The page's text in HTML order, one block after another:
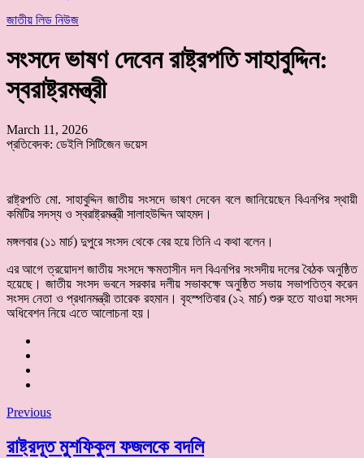
জাতীয় লিড নিউজ
সংসদে ভাষণ দেবেন রাষ্ট্রপতি সাহাবুদ্দিন:
স্বরাষ্ট্রমন্ত্রী
March 11, 2026
প্রতিবেদক: ডেইলি সিটিজেন ভয়েস
রাষ্ট্রপতি মো. সাহাবুদ্দিন জাতীয় সংসদে ভাষণ দেবেন বলে জানিয়েছেন বিএনপির স্থায়ী
কমিটির সদস্য ও স্বরাষ্ট্রমন্ত্রী সালাহউদ্দিন আহমদ।
মঙ্গলবার (১১ মার্চ) দুপুরে সংসদ থেকে বের হয়ে তিনি এ কথা বলেন।
এর আগে ত্রয়োদশ জাতীয় সংসদে ক্ষমতাসীন দল বিএনপির সংসদীয় দলের বৈঠক অনুষ্ঠিত
হয়েছে। জাতীয় সংসদ ভবনে সরকার দলীয় সভাকক্ষে অনুষ্ঠিত সভায় সভাপতিত্ব করেন
সংসদ নেতা ও প্রধানমন্ত্রী তারেক রহমান। বৃহস্পতিবার (১২ মার্চ) শুরু হতে যাওয়া সংসদ
অধিবেশন নিয়ে এতে আলোচনা হয়।
Previous
রাষ্ট্রদূত মুশফিকুল ফজলকে বদলি